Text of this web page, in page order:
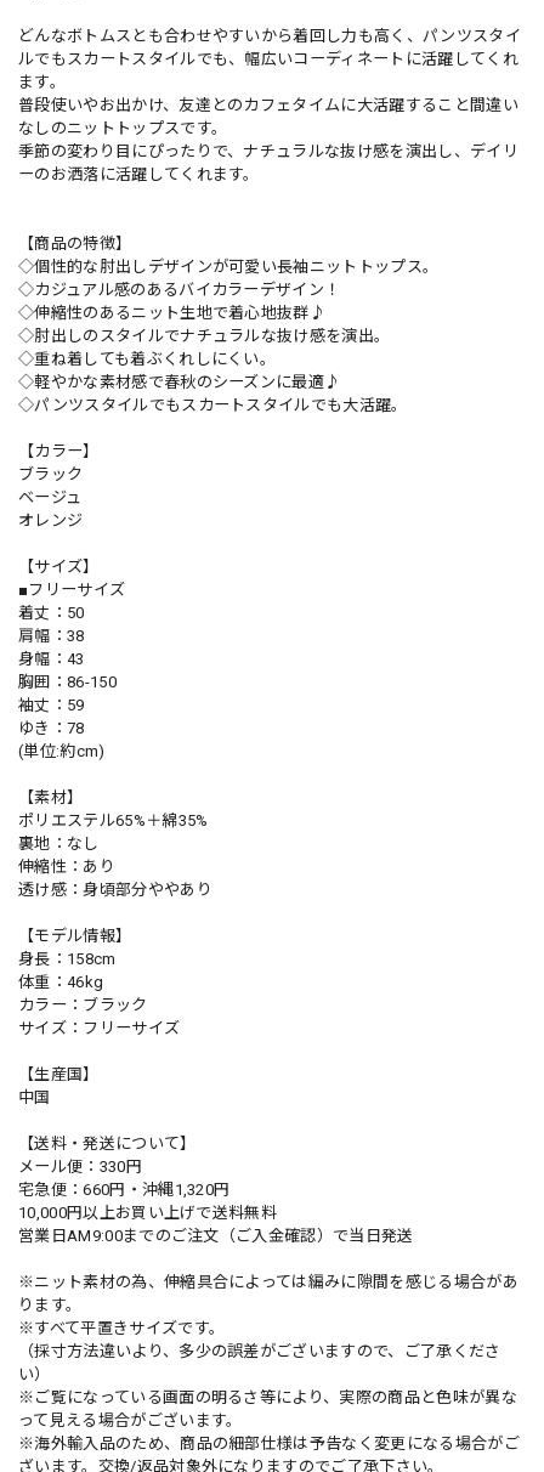
どんなボトムスとも合わせやすいから着回し力も高く、パンツスタイ
ルでもスカートスタイルでも、幅広いコーディネートに活躍してくれ
ます。
普段使いやお出かけ、友達とのカフェタイムに大活躍すること間違い
なしのニットトップスです。
季節の変わり目にぴったりで、ナチュラルな抜け感を演出し、デイリ
ーのお洒落に活躍してくれます。
【商品の特徴】
◇個性的な肘出しデザインが可愛い長袖ニットトップス。
◇カジュアル感のあるバイカラーデザイン！
◇伸縮性のあるニット生地で着心地抜群♪
◇肘出しのスタイルでナチュラルな抜け感を演出。
◇重ね着しても着ぶくれしにくい。
◇軽やかな素材感で春秋のシーズンに最適♪
◇パンツスタイルでもスカートスタイルでも大活躍。
【カラー】
ブラック
ベージュ
オレンジ
【サイズ】
■フリーサイズ
着丈：50
肩幅：38
身幅：43
胸囲：86-150
袖丈：59
ゆき：78
(単位:約cm)
【素材】
ポリエステル65%＋綿35%
裏地：なし
伸縮性：あり
透け感：身頃部分ややあり
【モデル情報】
身長：158cm
体重：46kg
カラー：ブラック
サイズ：フリーサイズ
【生産国】
中国
【送料・発送について】
メール便：330円
宅急便：660円・沖縄1,320円
10,000円以上お買い上げで送料無料
営業日AM9:00までのご注文（ご入金確認）で当日発送
※ニット素材の為、伸縮具合によっては編みに隙間を感じる場合があ
ります。
※すべて平置きサイズです。
（採寸方法違いより、多少の誤差がございますので、ご了承くださ
い）
※ご覧になっている画面の明るさ等により、実際の商品と色味が異な
って見える場合がございます。
※海外輸入品のため、商品の細部仕様は予告なく変更になる場合がご
ざいます。交換/返品対象外になりますのでご了承下さい。